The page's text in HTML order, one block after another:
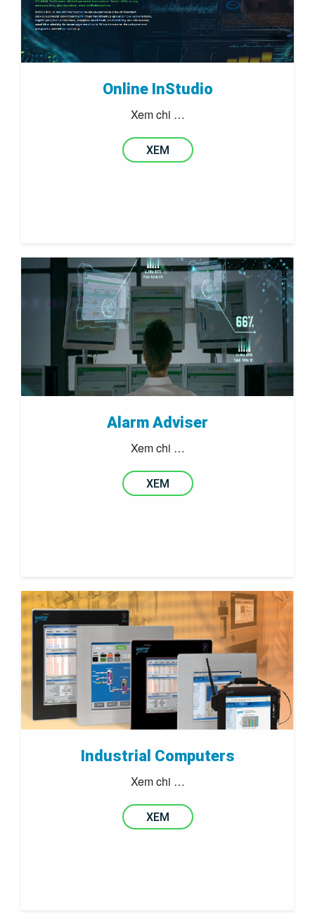
Online InStudio
Xem chi …
XEM
Alarm Adviser
Xem chi …
XEM
Industrial Computers
Xem chi …
XEM